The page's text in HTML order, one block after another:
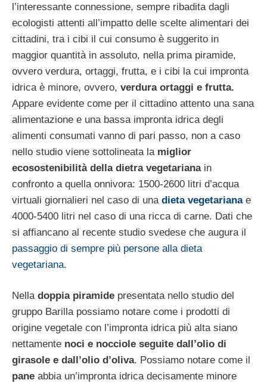
l’interessante connessione, sempre ribadita dagli
ecologisti attenti all’impatto delle scelte alimentari dei
cittadini, tra i cibi il cui consumo è suggerito in
maggior quantità in assoluto, nella prima piramide,
ovvero verdura, ortaggi, frutta, e i cibi la cui impronta
idrica è minore, ovvero, verdura ortaggi e frutta.
Appare evidente come per il cittadino attento una sana
alimentazione e una bassa impronta idrica degli
alimenti consumati vanno di pari passo, non a caso
nello studio viene sottolineata la miglior
ecosostenibilità della dietra vegetarianain
confronto a quella onnivora: 1500-2600 litri d’acqua
virtuali giornalieri nel caso di una dieta vegetariana e
4000-5400 litri nel caso di una ricca di carne. Dati che
si affiancano al recente studio svedese che augura il
passaggio di sempre più persone alla dieta
vegetariana.
Nella doppia piramide presentata nello studio del
gruppo Barilla possiamo notare come i prodotti di
origine vegetale con l’impronta idrica più alta siano
nettamente noci e nocciole seguite dall’olio di
girasole e dall’olio d’oliva. Possiamo notare come il
pane abbia un’impronta idrica decisamente minore